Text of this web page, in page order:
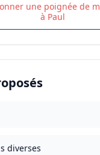
une poignée de
à Paul
diverses